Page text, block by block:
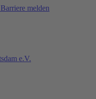
Barriere melden